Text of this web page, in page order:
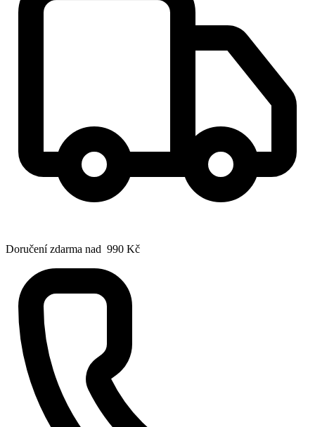
Doručení zdarma nad 990 Kč